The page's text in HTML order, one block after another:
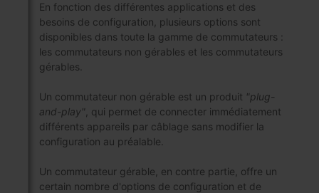
En fonction des différentes applications et des
besoins de configuration, plusieurs options sont
disponibles dans toute la gamme de commutateurs :
les commutateurs non gérables et les commutateurs
gérables.
Un commutateur non gérable est un produit "plug-
and-play" , qui permet de connecter immédiatement
différents appareils par câblage sans modifier la
configuration au préalable.
Un commutateur gérable, en contre partie, offre un
certain nombre d'options de configuration et de